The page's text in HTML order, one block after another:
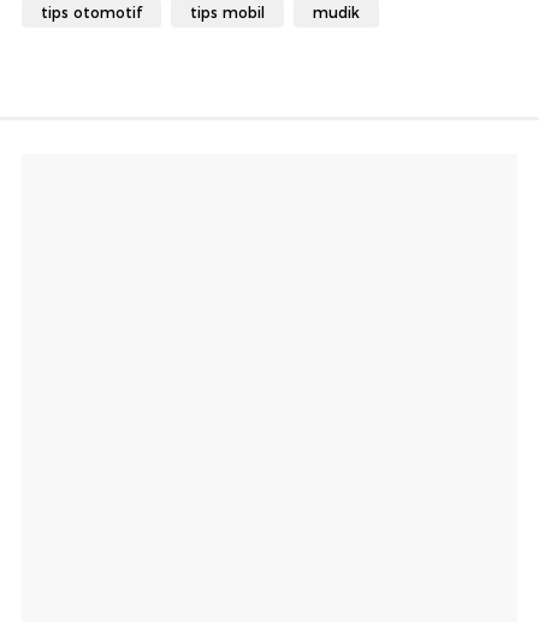
tips otomotif tips mobil mudik